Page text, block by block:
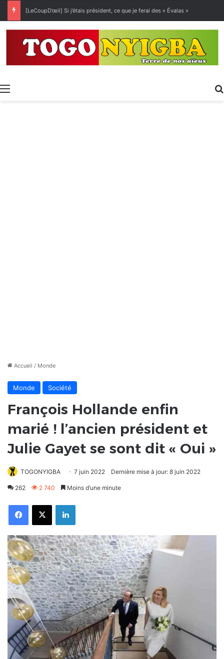
[LeCoupD’œil] Si j’étais président, ce que je ferai des « Évalas »
Menu
Accueil / Monde
Monde Société
François Hollande enfin
marié ! l’ancien président et
Julie Gayet se sont dit « Oui »
TOGONYIGBA 7 juin 2022 Dernière mise à jour: 8 juin 2022
262 2 740 Moins d’une minute
FacebookX Linkedin